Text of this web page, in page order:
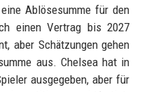
Ablösesumme für den
einen Vertrag bis 2027
aber Schätzungen gehen
aus. Chelsea hat in
ausgegeben, aber für